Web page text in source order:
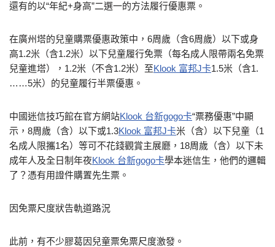
還有的以“年紀+身高”二選一的方法履行優惠票。
在廣州塔的兒童購票優惠政策中，6周歲（含6周歲）以下或身
高1.2米（含1.2米）以下兒童履行免票（每名成人限帶兩名免票
兒童進塔），1.2米（不含1.2米）至Klook 富邦J卡1.5米（含1.
……5米）的兒童履行半票優惠。
中國迷信技巧館在官方網站Klook 台新gogo卡“票務優惠”中顯
示，8周歲（含）以下或1.3Klook 富邦J卡米（含）以下兒童（1
名成人限攜1名）等可不花錢觀賞主展廳，18周歲（含）以下未
成年人及全日制年夜Klook 台新gogo卡學本迷信生，他們的邏輯
了？憑有用證件購置先生票。
因免票尺度狀告軌道路況
此前，有不少膠葛因兒童票免票尺度激發。